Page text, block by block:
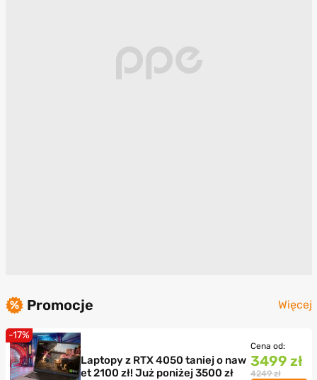
Promocje Więcej
Laptopy z RTX 4050 taniej o naw
et 2100 zł! Już poniżej 3500 zł
-17%
Cena od:
3499 zł
4249 zł